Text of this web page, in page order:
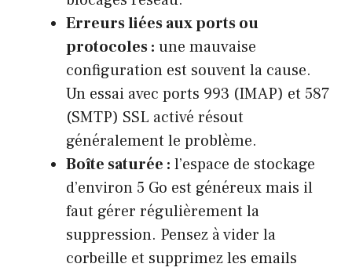
Erreurs liées aux ports ou
protocoles : une mauvaise
configuration est souvent la cause.
Un essai avec ports 993 (IMAP) et 587
(SMTP) SSL activé résout
généralement le problème.
Boîte saturée : l’espace de stockage
d’environ 5 Go est généreux mais il
faut gérer régulièrement la
suppression. Pensez à vider la
corbeille et supprimez les emails